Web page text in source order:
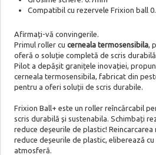
Compatibil cu rezervele Frixion ball
Afirmați-vă convingerile.
Primul roller cu cerneala termosensibila,
oferă o soluție completă de scris durabilă.
Pilot a depășit granițele inovației,
cerneala termosensibila, fabricat din
pentru a oferi soluții de scris durabile.
Frixion Ball+ este un roller reîncărcabil
scris durabilă și sustenabila. Schimbați
reduce deșeurile de plastic!
reduce deșeurile de plastic, eliberează cu
atmosferă.